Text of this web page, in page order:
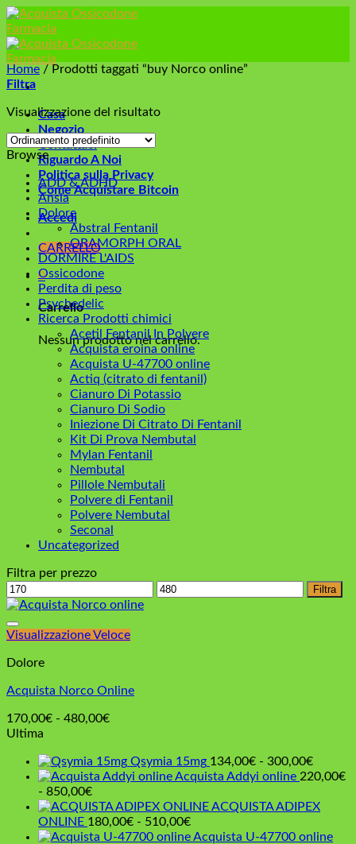
Skip
to
content
Casa
Negozio
Contattaci
Riguardo A Noi
Politica sulla Privacy
Come Acquistare Bitcoin
Accedi
CARRELLO
0
Carrello
Nessun prodotto nel carrello.
Home / Prodotti taggati “buy Norco online”
Filtra
Visualizzazione del risultato
Browse
ADD & ADHD
Ansia
Dolore
Abstral Fentanil
ORAMORPH ORAL
DORMIRE L'AIDS
Ossicodone
Perdita di peso
Psychedelic
Ricerca Prodotti chimici
Acetil Fentanil In Polvere
Acquista eroina online
Acquista U-47700 online
Actiq (citrato di fentanil)
Cianuro Di Potassio
Cianuro Di Sodio
Iniezione Di Citrato Di Fentanil
Kit Di Prova Nembutal
Mylan Fentanil
Nembutal
Pillole Nembutali
Polvere di Fentanil
Polvere Nembutal
Seconal
Uncategorized
Filtra per prezzo
Prezzo
Min
Prezzo
Filtra
Visualizzazione Veloce
Dolore
Acquista Norco Online
170,00€ - 480,00€Fascia
da
170,00€
480,00€
Ultima
Qsymia 15mg 134,00€ - 300,00€Fascia
di
da
a
Acquista Addyi online 220,00€
- 850,00€Fascia
di
prezzo:
da
ACQUISTA ADIPEX
ONLINE 180,00€ - 510,00€Fascia
di
Acquista U-47700 online